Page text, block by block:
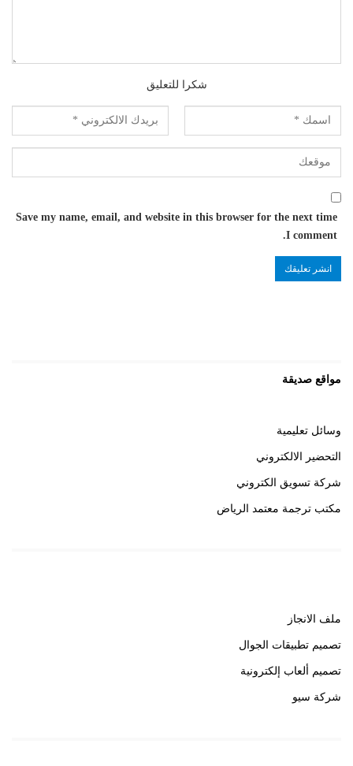
شكرا للتعليق
Save my name, email, and website in this browser for the next time
I comment.
مواقع صديقة
وسائل تعليمية
التحضير الالكتروني
شركة تسويق الكتروني
مكتب ترجمة معتمد الرياض
ملف الانجاز
تصميم تطبيقات الجوال
تصميم ألعاب إلكترونية
شركة سيو